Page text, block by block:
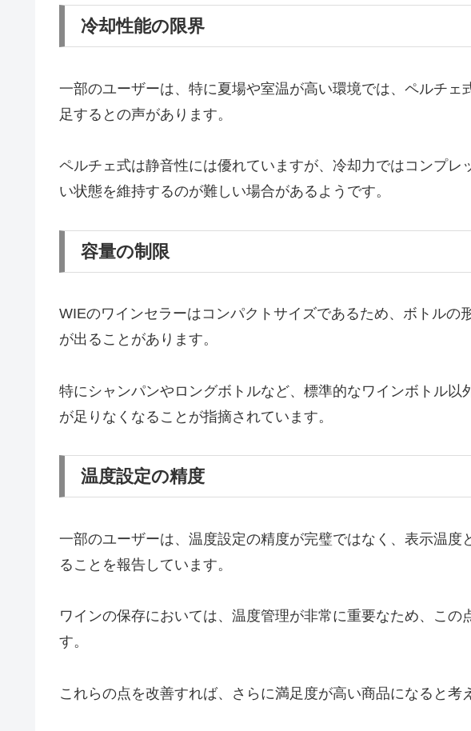
冷却性能の限界
一部のユーザーは、特に夏場や室温が高い環境では、ペルチェ
足するとの声があります。
ペルチェ式は静音性には優れていますが、冷却力ではコンプレ
い状態を維持するのが難しい場合があるようです。
容量の制限
WIEのワインセラーはコンパクトサイズであるため、ボトルの
が出ることがあります。
特にシャンパンやロングボトルなど、標準的なワインボトル以
が足りなくなることが指摘されています​。
温度設定の精度
一部のユーザーは、温度設定の精度が完璧ではなく、表示温度
ることを報告しています。
ワインの保存においては、温度管理が非常に重要なため、この
す。
これらの点を改善すれば、さらに満足度が高い商品になると考